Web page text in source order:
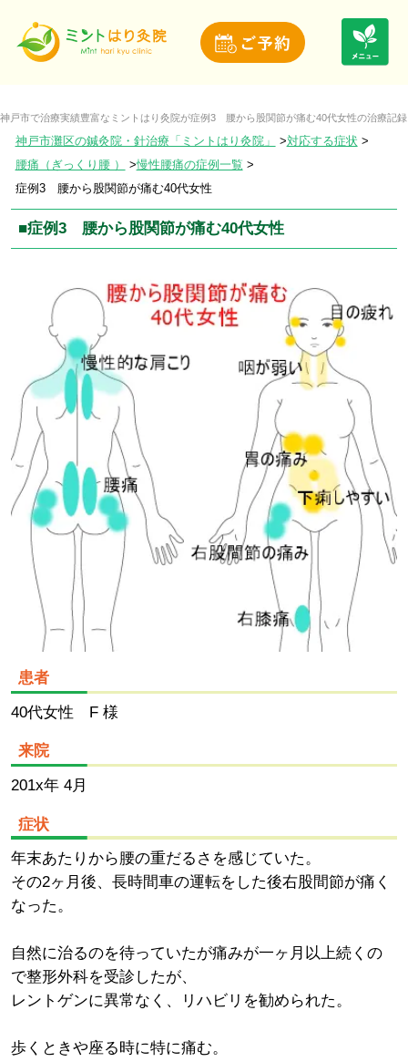
神戸市で治療実績豊富なミントはり灸院が症例3 腰から股関節が痛む40代女性の治療記
神戸市灘区の鍼灸院・針治療「ミントはり灸院」
対応する症状
腰痛（ぎっくり腰 ）
慢性腰痛の症例一覧
症例3 腰から股関節が痛む40代女性
■症例3 腰から股関節が痛む40代女性
患者
40代女性 F 様
来院
201x年 4月
症状
年末あたりから腰の重だるさを感じていた。
その2ヶ月後、長時間車の運転をした後右股間節が痛く
なった。
自然に治るのを待っていたが痛みが一ヶ月以上続くの
で整形外科を受診したが、
レントゲンに異常なく、リハビリを勧められた。
歩くときや座る時に特に痛む。